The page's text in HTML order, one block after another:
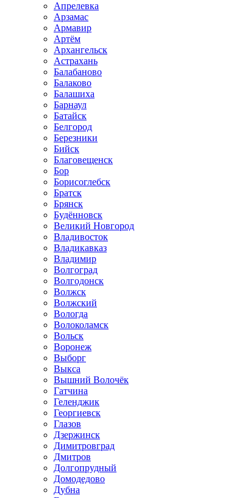
Апрелевка
Арзамас
Армавир
Артём
Архангельск
Астрахань
Балабаново
Балаково
Балашиха
Барнаул
Батайск
Белгород
Березники
Бийск
Благовещенск
Бор
Борисоглебск
Братск
Брянск
Будённовск
Великий Новгород
Владивосток
Владикавказ
Владимир
Волгоград
Волгодонск
Волжск
Волжский
Вологда
Волоколамск
Вольск
Воронеж
Выборг
Выкса
Вышний Волочёк
Гатчина
Геленджик
Георгиевск
Глазов
Дзержинск
Димитровград
Дмитров
Долгопрудный
Домодедово
Дубна